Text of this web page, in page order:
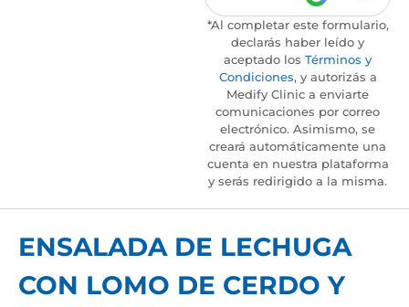
*Al completar este formulario,
declarás haber leído y
aceptado los Términos y
Condiciones, y autorizás a
Medify Clinic a enviarte
comunicaciones por correo
electrónico. Asimismo, se
creará automáticamente una
cuenta en nuestra plataforma
y serás redirigido a la misma.
ENSALADA DE LECHUGA
CON LOMO DE CERDO Y